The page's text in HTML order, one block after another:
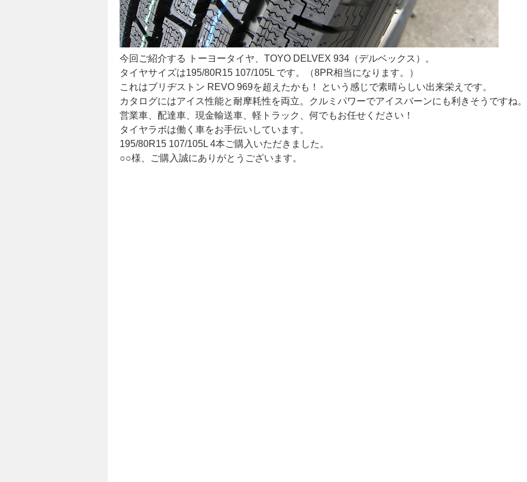
今回ご紹介する トーヨータイヤ、TOYO DELVEX 934（デルベックス）。
タイヤサイズは195/80R15 107/105L です。（8PR相当になります。）
これはブリヂストン REVO 969を超えたかも！ という感じで素晴らしい出来栄えです。
カタログにはアイス性能と耐摩耗性を両立。クルミパワーでアイスバーンにも利きそうですね。
営業車、配達車、現金輸送車、軽トラック、何でもお任せください！
タイヤラボは働く車をお手伝いしています。
195/80R15 107/105L 4本ご購入いただきました。
○○様、ご購入誠にありがとうございます。